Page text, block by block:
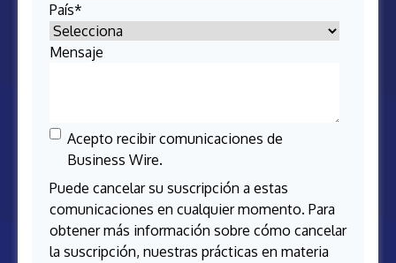
País*
Mensaje
Acepto recibir comunicaciones de
Business Wire.
Puede cancelar su suscripción a estas
comunicaciones en cualquier momento. Para
obtener más información sobre cómo cancelar
la suscripción, nuestras prácticas en materia